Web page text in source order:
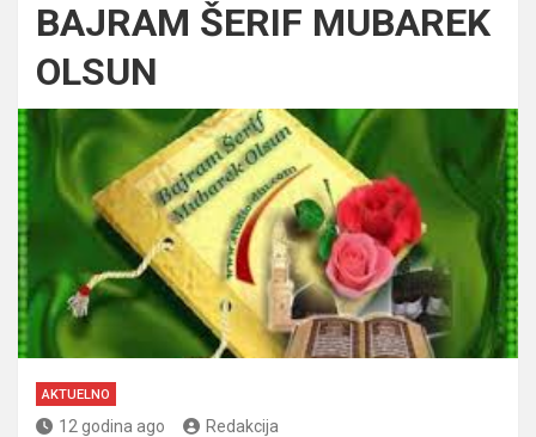
BAJRAM ŠERIF MUBAREK
OLSUN
AKTUELNO
12 godina ago Redakcija